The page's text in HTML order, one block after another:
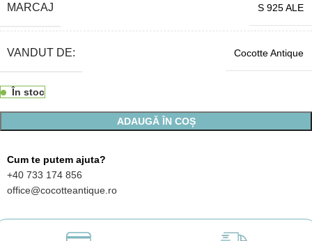
MARCAJ S 925 ALE
VANDUT DE: Cocotte Antique
În stoc
ADAUGĂ ÎN COȘ
Cum te putem ajuta?
+40 733 174 856
office@cocotteantique.ro